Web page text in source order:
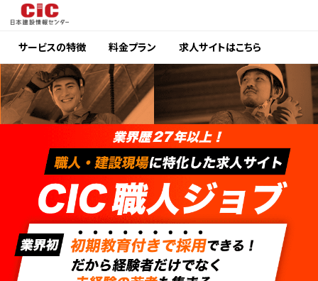
サービスの特徴 料金プラン 求人サイトはこちら